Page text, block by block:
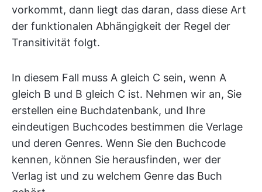
vorkommt, dann liegt das daran, dass diese Art
der funktionalen Abhängigkeit der Regel der
Transitivität folgt.
In diesem Fall muss A gleich C sein, wenn A
gleich B und B gleich C ist. Nehmen wir an, Sie
erstellen eine Buchdatenbank, und Ihre
eindeutigen Buchcodes bestimmen die Verlage
und deren Genres. Wenn Sie den Buchcode
kennen, können Sie herausfinden, wer der
Verlag ist und zu welchem Genre das Buch